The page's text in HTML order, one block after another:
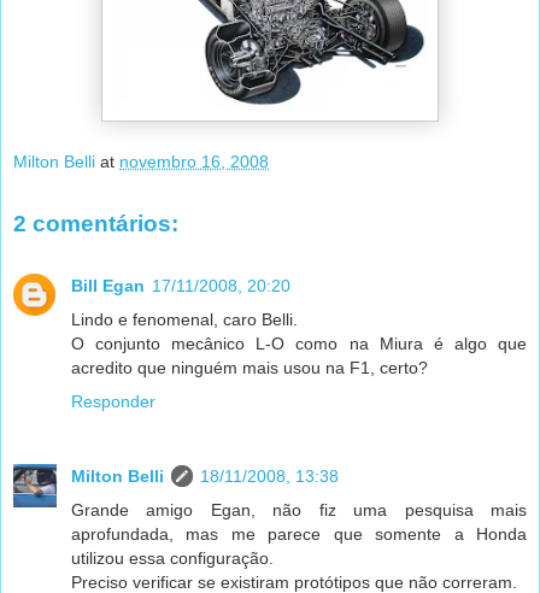
Milton Belli at novembro 16, 2008
2 comentários:
Bill Egan 17/11/2008, 20:20
Lindo e fenomenal, caro Belli.
O conjunto mecânico L-O como na Miura é algo que
acredito que ninguém mais usou na F1, certo?
Responder
Milton Belli
18/11/2008, 13:38
Grande amigo Egan, não fiz uma pesquisa mais
aprofundada, mas me parece que somente a Honda
utilizou essa configuração.
Preciso verificar se existiram protótipos que não correram.